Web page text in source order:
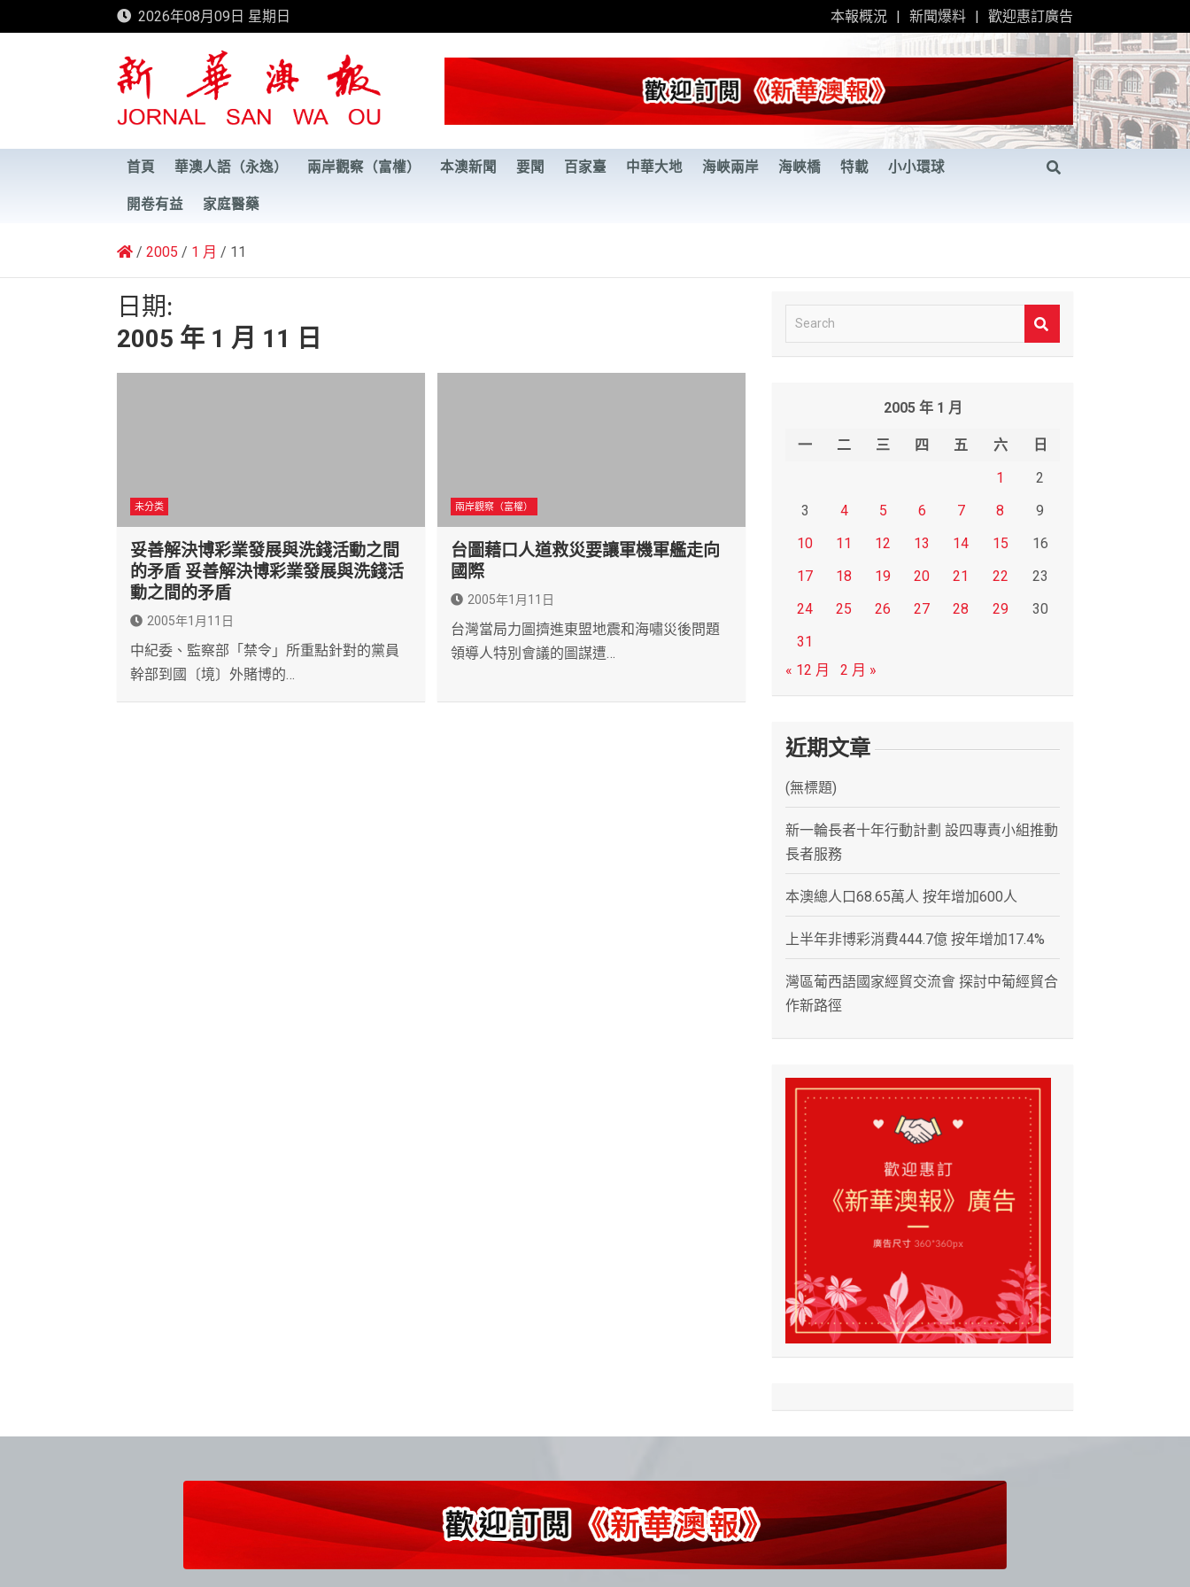
to
2026年08月09日 星期日 本報概況 新聞爆料 歡迎惠訂廣告
新華澳報
首頁 華澳人語（永逸） 兩岸觀察（富權） 本澳新聞 要聞 百家臺 中華大地 海峽兩岸 海峽橋 特載 小小環球
開卷有益 家庭醫藥
2005 1 月 11
日期:
2005 年 1 月 11 日
未分类
妥善解決博彩業發展與洗錢活動之間
的矛盾 妥善解決博彩業發展與洗錢活
動之間的矛盾
2005年1月11日
中紀委、監察部「禁令」所重點針對的黨員
幹部到國〔境〕外賭博的…
兩岸觀察（富權）
台圖藉口人道救災要讓軍機軍艦走向
國際
2005年1月11日
台灣當局力圖擠進東盟地震和海嘯災後問題
領導人特別會議的圖謀遭…
e
2005 年 1 月
一 二 三 四 五 六
日
1
2
3
4 5 6 7 8
9
10
11 12 13 14 15
16
17
18 19 20 21 22
23
24
25 26 27 28 29
30
31
« 12 月
2 月 »
近期文章
(無標題)
新一輪長者十年行動計劃 設四專責小組推動
長者服務
本澳總人口68.65萬人 按年增加600人
上半年非博彩消費444.7億 按年增加17.4%
灣區葡西語國家經貿交流會 探討中葡經貿合
作新路徑